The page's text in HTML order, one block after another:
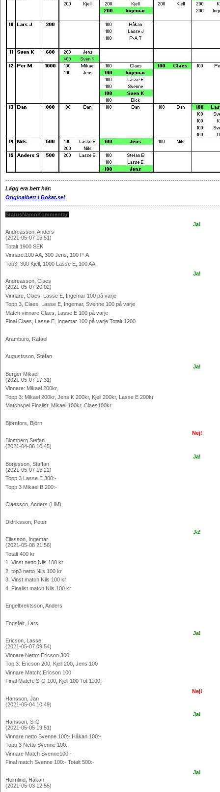
Lägg era bett här:
Originalbett i Bokat.se!
StatusNamnKommentar
Ja!
Andreasson, Anders
(2021-05-07 15:51)
Totalt 1900 SEK
Vinnare:100 AA, 300 Jens, 100 P-A
Top3: 300 Kjell, 1000 Lasse E, 100 AA
Ja!
Andreasson, Claes
(2021-05-07 20:02)
Vinnare, Claes, Lasse E, Ingemar 100 på varje
Topp 3, Claes, Lasse E, Ingemar, Svenne 100 på varje
Match vinnare Claes, Lasse E 100 på varje
Final Claes, Lasse E, Ingemar 100 på varje Totalt 1200
Aramburo, Rafael
Augustsson, Stefan
Ja!
Berger Mikael
(2021-05-07 17:31)
Vinnare: Mikael 200kr,
Topp 3: Mikael 200kr, Jens K 200kr, Kjell 200kr, Lasse E 200kr
Matchspel Finalist: Mikael 100kr, Claes100kr
Björnfors, Björn
Nej!
Blomberg Stefan
(2021-04-06 10:45)
Ja!
Börjesson, Staffan
(2021-05-07 15:22)
Topp 3 Lasse E 300:-
Topp 3 Mikael B 200:-
Claesson, Anders (HM)
Didriksson, Peter
Ja!
Eliasson, Ingemar
(2021-05-08 21:56)
Totalt 400 kr
1. Vinst netto Nils 100 kr
2. top3 netto Nils 100 kr
3. Vinst match Nils 100 kr
4. Finalist match Nils 100 kr
Engelbrektsson, Anders
Engsfelt, Lars
Ja!
Ericson, Lasse
(2021-05-07 09:54)
Vinnare Netto: Ericson 300,
Top 3: Ericson 200, Kjell 200, Jens 100
Vinnare Match: Ericson 100
Final Match: S-G 100, Kjell 100 Tot 1100:-
Nej!
Hansson, Jan
(2021-05-04 10:49)
Ja!
Hansson, S-G
(2021-05-05 19:51)
Vinnare netto Svenne 100:- Håkan 100:-
Topp 3 Netto Svenne 100:-
Vinnare Match Svenne100:-
Final match Svenne 100:- Totalt 500:-
Ja!
Holmlind, Håkan
(2021-05-03 12:55)